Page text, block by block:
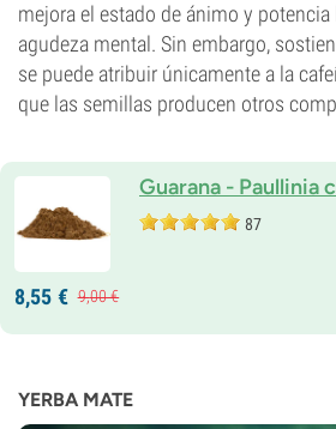
mejora el estado de ánimo y
agudeza mental. Sin embargo,
se puede atribuir únicamente a la
que las semillas producen otros
Guarana - Paullinia
87
8,55 € 9,00€
YERBA MATE